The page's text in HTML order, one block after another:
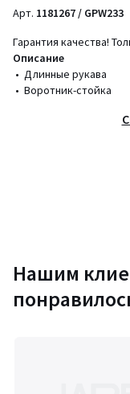
Арт. 1181267 / GPW233
Гарантия качества!
Описание
• Длинные рукава
• Воротник-стойка
Нашим